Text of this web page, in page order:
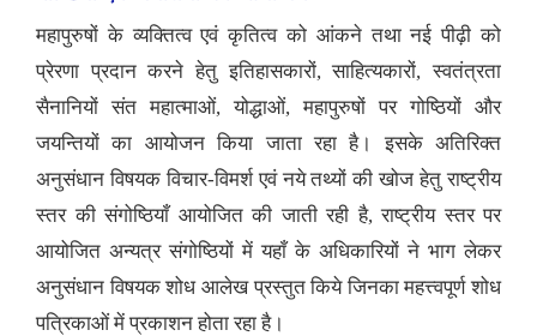
महापुरुषों के व्यक्तित्व एवं कृतित्व को आंकने तथा नई पीढ़ी को
प्रेरणा प्रदान करने हेतु इतिहासकारों, साहित्यकारों, स्वतंत्रता
सैनानियों संत महात्माओं, योद्धाओं, महापुरुषों पर गोष्ठियों और
जयन्तियों का आयोजन किया जाता रहा है। इसके अतिरिक्त
अनुसंधान विषयक विचार-विमर्श एवं नये तथ्यों की खोज हेतु राष्ट्रीय
स्तर की संगोष्ठियाँ आयोजित की जाती रही है, राष्ट्रीय स्तर पर
आयोजित अन्यत्र संगोष्ठियों में यहाँ के अधिकारियों ने भाग लेकर
अनुसंधान विषयक शोध आलेख प्रस्तुत किये जिनका महत्त्वपूर्ण शोध
पत्रिकाओं में प्रकाशन होता रहा है।